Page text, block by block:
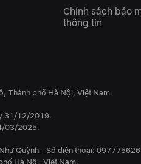
Chính sách bảo
thông tin
Thành phố Hà Nội, Việt Nam.
31/12/2019.
03/2025.
Quỳnh - Số điện thoại:
Hà Nội, Việt Nam.